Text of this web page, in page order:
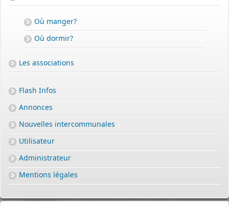
Où manger?
Où dormir?
Les associations
Flash Infos
Annonces
Nouvelles intercommunales
Utilisateur
Administrateur
Mentions légales